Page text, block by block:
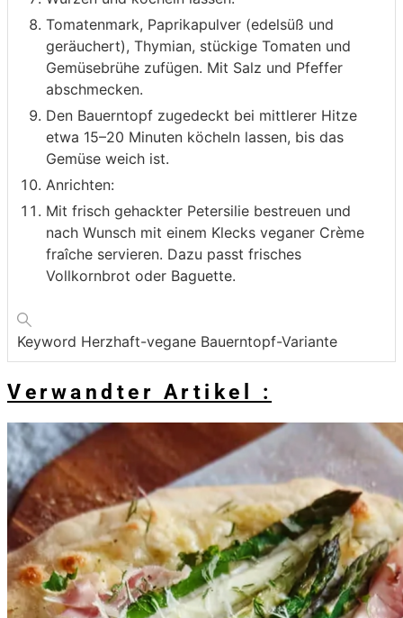
Tomatenmark, Paprikapulver (edelsüß und
geräuchert), Thymian, stückige Tomaten und
Gemüsebrühe zufügen. Mit Salz und Pfeffer
abschmecken.
Den Bauerntopf zugedeckt bei mittlerer Hitze
etwa 15–20 Minuten köcheln lassen, bis das
Gemüse weich ist.
Anrichten:
Mit frisch gehackter Petersilie bestreuen und
nach Wunsch mit einem Klecks veganer Crème
fraîche servieren. Dazu passt frisches
Vollkornbrot oder Baguette.
Keyword Herzhaft-vegane Bauerntopf-Variante
Verwandter Artikel :